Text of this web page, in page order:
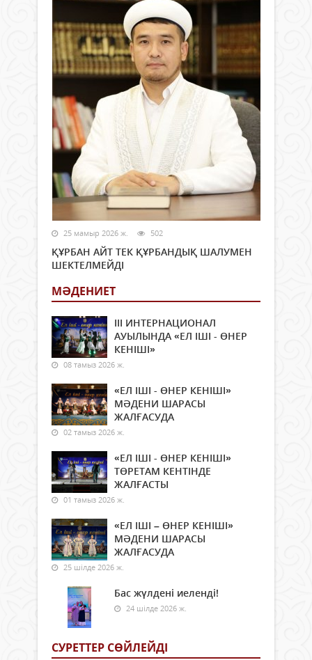
25 мамыр 2026 ж. 502
ҚҰРБАН АЙТ ТЕК ҚҰРБАНДЫҚ ШАЛУМЕН
ШЕКТЕЛМЕЙДІ
МӘДЕНИЕТ
ІІІ ИНТЕРНАЦИОНАЛ
АУЫЛЫНДА «ЕЛ ІШІ - ӨНЕР
КЕНІШІ»
08 тамыз 2026 ж.
«ЕЛ ІШІ - ӨНЕР КЕНІШІ»
МӘДЕНИ ШАРАСЫ
ЖАЛҒАСУДА
02 тамыз 2026 ж.
«ЕЛ ІШІ - ӨНЕР КЕНІШІ»
ТӨРЕТАМ КЕНТІНДЕ
ЖАЛҒАСТЫ
01 тамыз 2026 ж.
«ЕЛ ІШІ – ӨНЕР КЕНІШІ»
МӘДЕНИ ШАРАСЫ
ЖАЛҒАСУДА
25 шілде 2026 ж.
Бас жүлдені иеленді!
24 шілде 2026 ж.
СУРЕТТЕР СӨЙЛЕЙДI